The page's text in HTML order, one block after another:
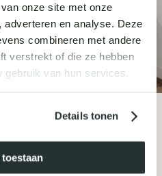
onze site met onze
en analyse. Deze
combineren met andere
verstrekt of die ze hebben
gebruik van hun services.
Details tonen